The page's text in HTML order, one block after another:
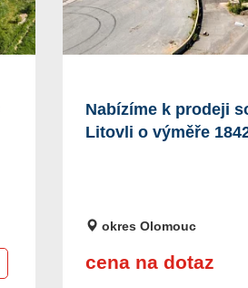
Nabízíme k prodeji
Litovli o výměře
okres Olomouc
cena na dotaz